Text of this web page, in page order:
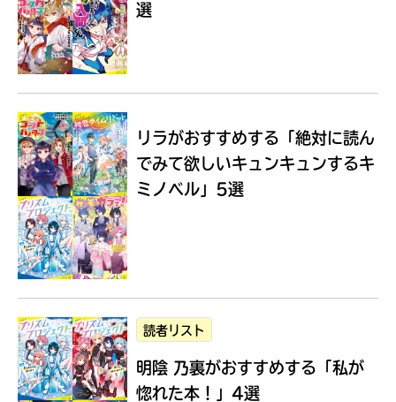
Loading...
選
リラがおすすめする 「絶対に読ん
でみて欲しいキュンキュンするキ
ミノベル」5選
読者リスト
明陰 乃裏がおすすめする 「私が
惚れた本！」4選
に
エ